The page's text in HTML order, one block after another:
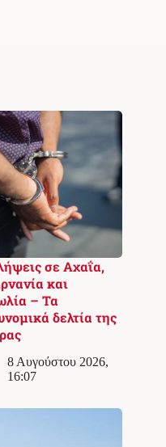
σε Αχαΐα,
και
– Τα
δελτία της
8 Αυγούστου 2026,
16:07